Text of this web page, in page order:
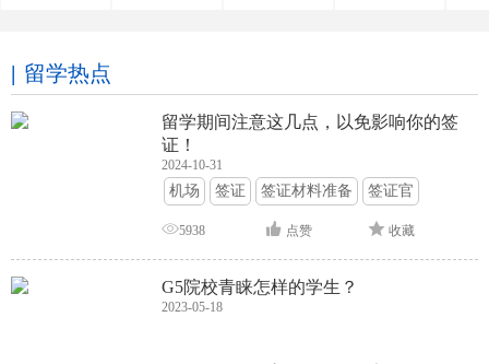
留学热点
留学期间注意这几点，以免影响你的签
证！
2024-10-31
机场 签证 签证材料准备 签证官
签证面试 签证申请攻略
5938 点赞 收藏
G5院校青睐怎样的学生？
2023-05-18